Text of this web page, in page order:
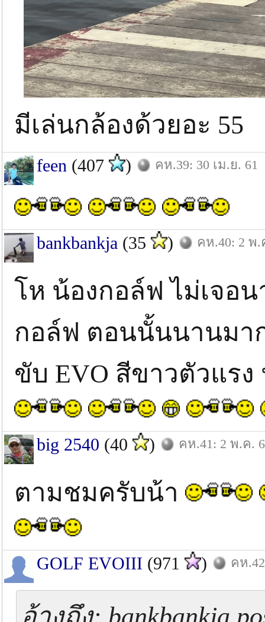
มีเล่นกล้องด้วยอะ 55
feen (407 ) คห.39: 30 เม.ย. 61
bankbankja (35 ) คห.40: 2 พ.
โห น้องกอล์ฟ ไม่เจอ
กอล์ฟ ตอนนั้นนานมา
ขับ EVO สีขาวตัวแร
big 2540 (40 ) คห.41: 2 พ.ค.
ตามชมครับน้า
GOLF EVOIII (971 ) คห